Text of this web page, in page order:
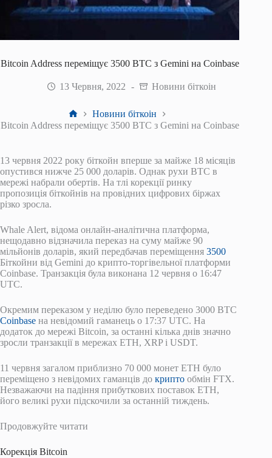
Bitcoin Address переміщує 3500 BTC з Gemini на Coinbase
13 Червня, 2022 Новини біткоін
Головна
Новини біткоін
Bitcoin Address переміщує 3500 BTC з Gemini на Coinbase
13 червня 2022 року біткойн вперше за майже 18 місяців
опустився нижче 25 000 доларів. Однак рухи BTC в
мережі набрали обертів. На тлі корекції ринку
пропозиція біткойнів на провідних цифрових біржах
різко зросла.
Whale Alert, відома онлайн-аналітична платформа,
нещодавно відзначила переказ на суму майже 90
мільйонів доларів, який передбачав переміщення 3500
Біткойни від Gemini до крипто-торгівельної платформи
Coinbase. Транзакція була виконана 12 червня о 16:47
UTC.
Окремим переказом у неділю було переведено 3000 BTC
Coinbase на невідомий гаманець о 17:37 UTC. На
додаток до мережі Bitcoin, за останні кілька днів значно
зросли транзакції в мережах ETH, XRP і USDT.
11 червня загалом приблизно 70 000 монет ETH було
переміщено з невідомих гаманців до крипто обмін FTX.
Незважаючи на падіння прибуткових поставок ETH,
його великі рухи підскочили за останній тиждень.
Продовжуйте читати
Корекція Bitcoin